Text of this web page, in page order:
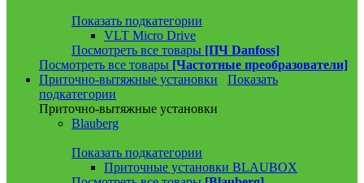
Показать подкатегории
VLT Micro Drive
Посмотреть все товары [ПЧ Danfoss]
Посмотреть все товары [Частотные преобразователи]
Приточно-вытяжные установки
Показать
подкатегории
Приточно-вытяжные установки
Blauberg
Показать подкатегории
Приточные установки BLAUBOX